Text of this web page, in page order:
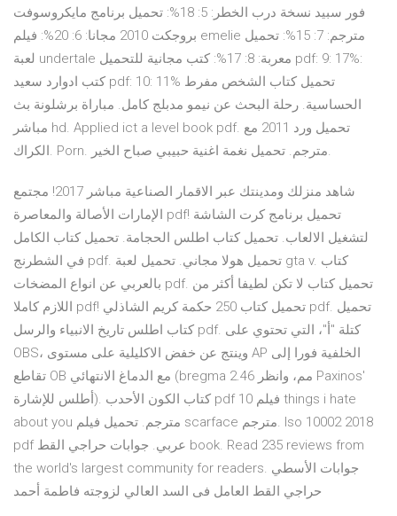
فور سبيد نسخة درب الخطر: 5: 18%: تحميل برنامج مايكروسوفت
بروجكت 2010 مجانا: 6: 20%: فيلم emelie مترجم: 7: 15%: تحميل
لعبة undertale معربة: 8: 17%: كتب مجانية للتحميل pdf: 9: 17%:
كتب ادوارد سعيد pdf: 10: 11% تحميل كتاب الشخص مفرط
الحساسية. رحلة البحث عن نيمو مدبلج كامل. مباراة برشلونة بث
مباشر hd. Applied ict a level book pdf. تحميل ورد 2011 مع
الكراك. Porn. مترجم. تحميل نغمة اغنية حبيبي صباح الخير.
شاهد منزلك ومدينتك عبر الاقمار الصناعية مباشر 2017! مجتمع
الإمارات الأصالة والمعاصرة pdf! تحميل برنامج كرت الشاشة
لتشغيل الالعاب. تحميل كتاب اطلس الحجامة. تحميل كتاب الكامل
في الشطرنج pdf. تحميل هولا مجاني. تحميل لعبة gta v. كتاب
بالعربي عن انواع المضخات pdf. تحميل كتاب لا تكن لطيفا أكثر من
اللازم كاملا pdf! تحميل كتاب 250 حكمة كريم الشاذلي pdf. تحميل
كتاب اطلس تاريخ الانبياء والرسل pdf. كتلة "أ"، التي تحتوي على
OBS، وينتج عن خفض الاكليلية على مستوى AP الخلفية فورا إلى
تقاطع OB مع الدماغ الانتهائي (bregma 2.46 مم، وانظر Paxinos'
أطلس للإشارة). كتاب الكون الأحدب pdf فيلم 10 things i hate
about you مترجم. تحميل فيلم scarface مترجم. Iso 10002 2018
pdf عربي. جوابات حراجي القط book. Read 235 reviews from
the world's largest community for readers. جوابات الأسطي
حراجي القط العامل فى السد العالي لزوجته فاطمة أحمد